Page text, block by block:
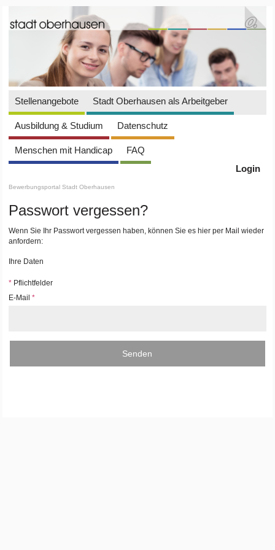
Stellenangebote Stadt Oberhausen als Arbeitgeber
Ausbildung & Studium Datenschutz
Menschen mit Handicap
FAQ
Login
Bewerbungsportal Stadt Oberhausen
Passwort vergessen?
Wenn Sie Ihr Passwort vergessen haben, können Sie es hier per Mail wieder
anfordern:
Ihre Daten
* Pflichtfelder
E-Mail*
Senden